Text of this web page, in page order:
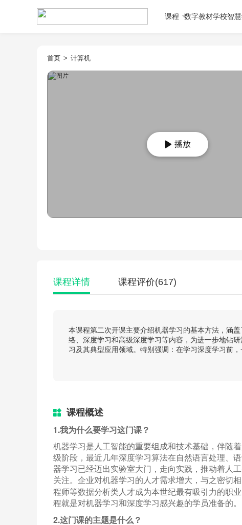
课程 数字教材学校智
首页 > 计算机
播放
课程详情 课程评价(617)
本课程第二次开课主要介绍机器学习的基本方法，涵
络、深度学习和高级深度学习等内容，为进一步地钻
习及其典型应用领域。特别强调：在学习深度学习前，
课程概述
1.我为什么要学习这门课？
机器学习是人工智能的重要组成和技术基础，伴随
级阶段，最近几年深度学习算法在自然语言处理、
器学习已经迈出实验室大门，走向实践，推动着人
关注。企业对机器学习的人才需求增大，与之密切
程师等数据分析类人才成为本世纪最有吸引力的职
程就是对机器学习和深度学习感兴趣的学员准备的。
2.这门课的主题是什么？